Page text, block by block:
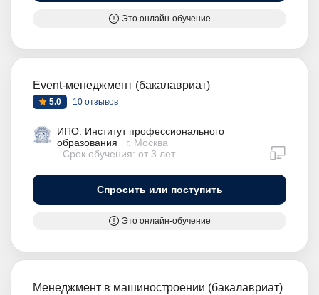
Это онлайн-обучение
Event-менеджмент (бакалавриат)
5.0 10 отзывов
ИПО. Институт профессионального
образования
г. Москва
Срок обучения: от 3 лет
Спросить или поступить
Это онлайн-обучение
Менеджмент в машиностроении (бакалавриат)